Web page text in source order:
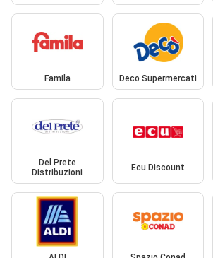
Famila Deco Supermercati
Del Prete
Distribuzioni
Ecu Discount